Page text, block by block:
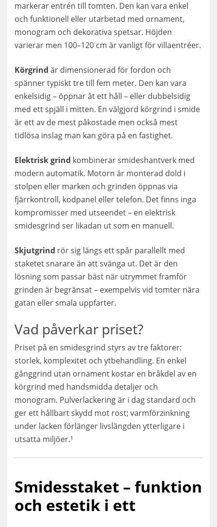
markerar entrén till tomten. Den kan vara enkel
och funktionell eller utarbetad med ornament,
monogram och dekorativa spetsar. Höjden
varierar men 100–120 cm är vanligt för villaentréer.
Körgrind är dimensionerad för fordon och
spänner typiskt tre till fem meter. Den kan vara
enkelsidig – öppnar åt ett håll – eller dubbelsidig
med ett spjäll i mitten. En välgjord körgrind i smide
är ett av de mest påkostade men också mest
tidlösa inslag man kan göra på en fastighet.
Elektrisk grind kombinerar smideshantverk med
modern automatik. Motorn är monterad dold i
stolpen eller marken och grinden öppnas via
fjärrkontroll, kodpanel eller telefon. Det finns inga
kompromisser med utseendet – en elektrisk
smidesgrind ser likadan ut som en manuell.
Skjutgrind rör sig längs ett spår parallellt med
staketet snarare än att svänga ut. Det är den
lösning som passar bäst när utrymmet framför
grinden är begränsat – exempelvis vid tomter nära
gatan eller smala uppfarter.
Vad påverkar priset?
Priset på en smidesgrind styrs av tre faktorer:
storlek, komplexitet och ytbehandling. En enkel
gånggrind utan ornament kostar en bråkdel av en
körgrind med handsmidda detaljer och
monogram. Pulverlackering är i dag standard och
ger ett hållbart skydd mot rost; varmförzinkning
under lacken förlänger livslängden ytterligare i
utsatta miljöer.¹
Smidesstaket – funktion
och estetik i ett